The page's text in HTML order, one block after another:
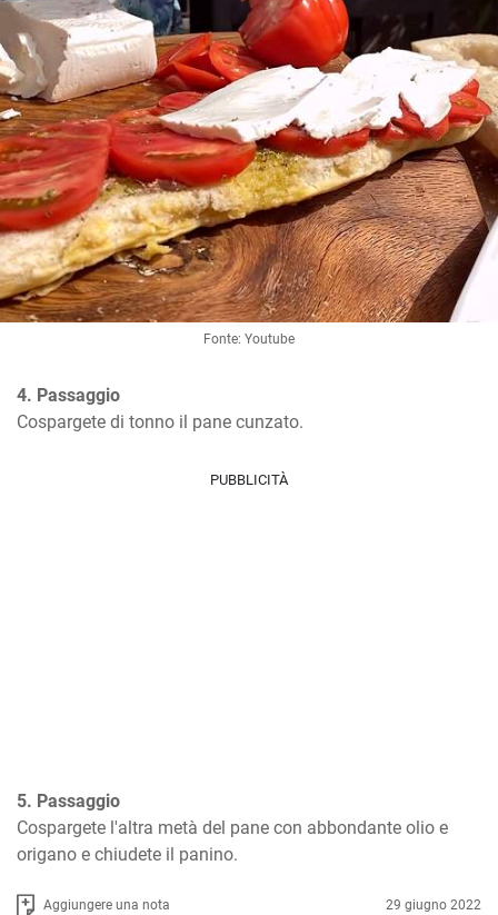
Fonte: Youtube
4. Passaggio
Cospargete di tonno il pane cunzato.
PUBBLICITÀ
5. Passaggio
Cospargete l'altra metà del pane con abbondante olio e
origano e chiudete il panino.
Aggiungere una nota 29 giugno 2022